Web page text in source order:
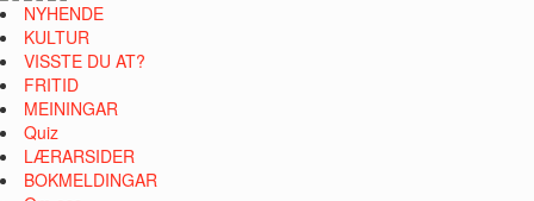
NYHENDE
KULTUR
VISSTE DU AT?
FRITID
MEININGAR
Quiz
LÆRARSIDER
BOKMELDINGAR